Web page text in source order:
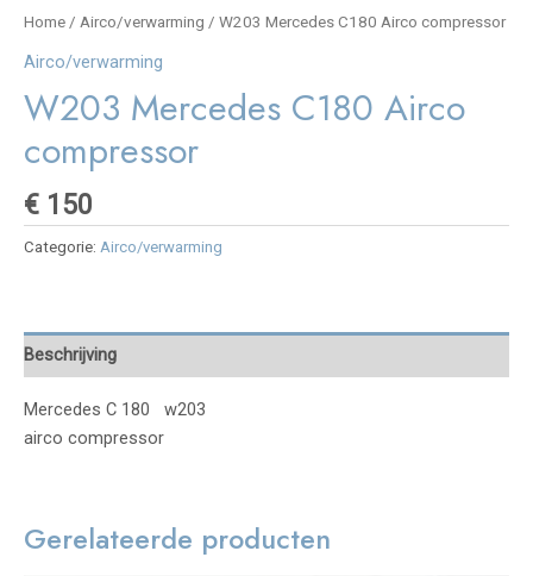
Home / Airco/verwarming / W203 Mercedes C180 Airco compressor
Airco/verwarming
W203 Mercedes C180 Airco
compressor
€ 150
Categorie: Airco/verwarming
Beschrijving
Mercedes C 180 w203
airco compressor
Gerelateerde producten